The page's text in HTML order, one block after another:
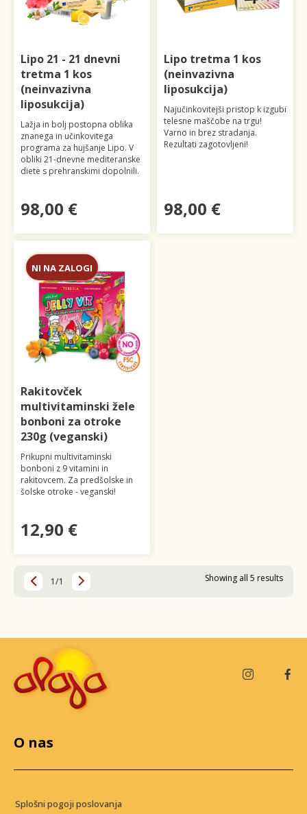
Lipo 21 - 21 dnevni
tretma 1 kos
(neinvazivna
liposukcija)
Lažja in bolj postopna oblika
znanega in učinkovitega
programa za hujšanje Lipo. V
obliki 21-dnevne mediteranske
diete s prehranskimi dopolnili.
98,00 €
Lipo tretma 1 kos
(neinvazivna
liposukcija)
Najučinkovitejši pristop k izgubi
telesne maščobe na trgu!
Varno in brez stradanja.
Rezultati zagotovljeni!
98,00 €
NI NA ZALOGI
Rakitovček
multivitaminski žele
bonboni za otroke
230g (veganski)
Prikupni multivitaminski
bonboni z 9 vitamini in
rakitovcem. Za predšolske in
šolske otroke - veganski!
12,90 €
Showing all 5 results
1/1
O nas
Splošni pogoji poslovanja